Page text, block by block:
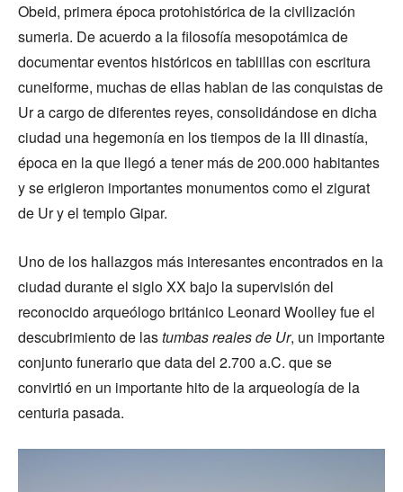
Obeid, primera época protohistórica de la civilización
sumeria. De acuerdo a la filosofía mesopotámica de
documentar eventos históricos en tablillas con escritura
cuneiforme, muchas de ellas hablan de las conquistas de
Ur a cargo de diferentes reyes, consolidándose en dicha
ciudad una hegemonía en los tiempos de la III dinastía,
época en la que llegó a tener más de 200.000 habitantes
y se erigieron importantes monumentos como el zigurat
de Ur y el templo Gipar.
Uno de los hallazgos más interesantes encontrados en la
ciudad durante el siglo XX bajo la supervisión del
reconocido arqueólogo británico Leonard Woolley fue el
descubrimiento de lastumbas reales de Ur, un importante
conjunto funerario que data del 2.700 a.C. que se
convirtió en un importante hito de la arqueología de la
centuria pasada.